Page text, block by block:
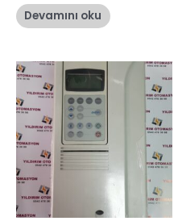
oy
aldıDevamını oku